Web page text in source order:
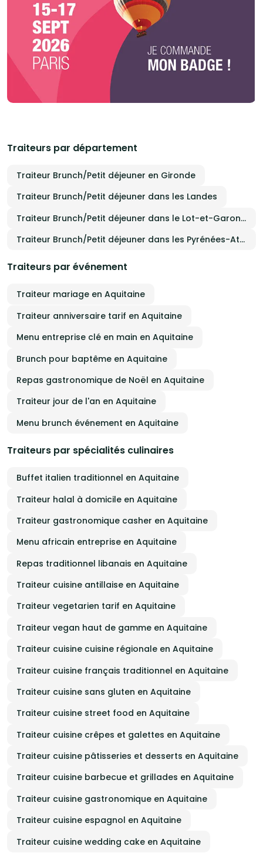
Traiteurs par département
Traiteur Brunch/Petit déjeuner en Gironde
Traiteur Brunch/Petit déjeuner dans les Landes
Traiteur Brunch/Petit déjeuner dans le Lot-et-Garonne
Traiteur Brunch/Petit déjeuner dans les Pyrénées-Atlantiques
Traiteurs par événement
Traiteur mariage en Aquitaine
Traiteur anniversaire tarif en Aquitaine
Menu entreprise clé en main en Aquitaine
Brunch pour baptême en Aquitaine
Repas gastronomique de Noël en Aquitaine
Traiteur jour de l'an en Aquitaine
Menu brunch événement en Aquitaine
Traiteurs par spécialités culinaires
Buffet italien traditionnel en Aquitaine
Traiteur halal à domicile en Aquitaine
Traiteur gastronomique casher en Aquitaine
Menu africain entreprise en Aquitaine
Repas traditionnel libanais en Aquitaine
Traiteur cuisine antillaise en Aquitaine
Traiteur vegetarien tarif en Aquitaine
Traiteur vegan haut de gamme en Aquitaine
Traiteur cuisine cuisine régionale en Aquitaine
Traiteur cuisine français traditionnel en Aquitaine
Traiteur cuisine sans gluten en Aquitaine
Traiteur cuisine street food en Aquitaine
Traiteur cuisine crêpes et galettes en Aquitaine
Traiteur cuisine pâtisseries et desserts en Aquitaine
Traiteur cuisine barbecue et grillades en Aquitaine
Traiteur cuisine gastronomique en Aquitaine
Traiteur cuisine espagnol en Aquitaine
Traiteur cuisine wedding cake en Aquitaine